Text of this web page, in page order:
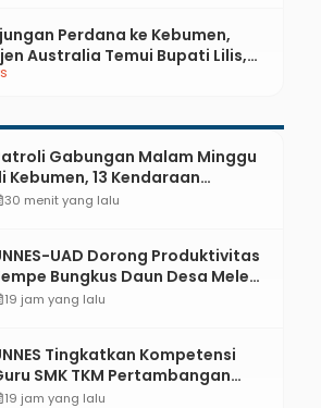
Perdana ke Kebumen,
Australia Temui Bupati Lilis,
Dibahas
Gabungan Malam Minggu
Kebumen, 13 Kendaraan
Razia Knalpot Brong
30 menit yang lalu
UAD Dorong Produktivitas
Bungkus Daun Desa Meles,
Mesin dan Pendampingan
19 jam yang lalu
Tingkatkan Kompetensi
SMK TKM Pertambangan
melalui Desain Green
19 jam yang lalu